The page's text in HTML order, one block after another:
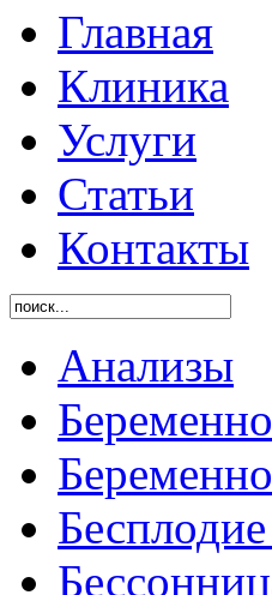
Главная
Клиника
Услуги
Статьи
Контакты
Анализы